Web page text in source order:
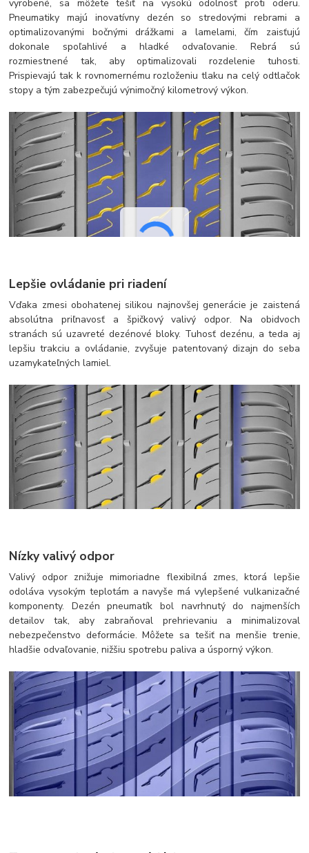
vyrobené, sa môžete tešiť na vysokú odolnosť proti oderu.
Pneumatiky majú inovatívny dezén so stredovými rebrami a
optimalizovanými bočnými drážkami a lamelami, čím zaisťujú
dokonale spoľahlivé a hladké odvaľovanie. Rebrá sú
rozmiestnené tak, aby optimalizovali rozdelenie tuhosti.
Prispievajú tak k rovnomernému rozloženiu tlaku na celý odtlačok
stopy a tým zabezpečujú výnimočný kilometrový výkon.
Lepšie ovládanie pri riadení
Vďaka zmesi obohatenej silikou najnovšej generácie je zaistená
absolútna priľnavosť a špičkový valivý odpor. Na obidvoch
stranách sú uzavreté dezénové bloky. Tuhosť dezénu, a teda aj
lepšiu trakciu a ovládanie, zvyšuje patentovaný dizajn do seba
uzamykateľných lamiel.
Nízky valivý odpor
Valivý odpor znižuje mimoriadne flexibilná zmes, ktorá lepšie
odoláva vysokým teplotám a navyše má vylepšené vulkanizačné
komponenty. Dezén pneumatík bol navrhnutý do najmenších
detailov tak, aby zabraňoval prehrievaniu a minimalizoval
nebezpečenstvo deformácie. Môžete sa tešiť na menšie trenie,
hladšie odvaľovanie, nižšiu spotrebu paliva a úsporný výkon.